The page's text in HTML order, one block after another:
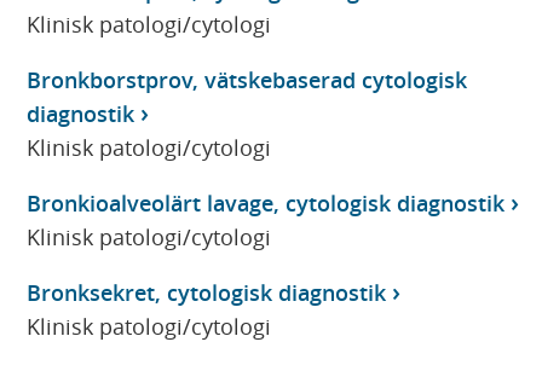
Klinisk patologi/cytologi
Bronkborstprov, vätskebaserad cytologisk
diagnostik
Klinisk patologi/cytologi
Bronkioalveolärt lavage, cytologisk diagnostik
Klinisk patologi/cytologi
Bronksekret, cytologisk diagnostik
Klinisk patologi/cytologi